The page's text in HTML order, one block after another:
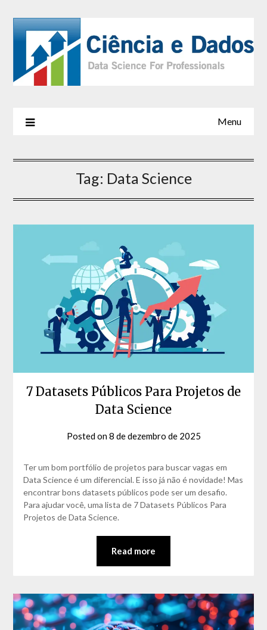
Menu
Tag: Data Science
7 Datasets Públicos Para Projetos de
Data Science
Posted on8 de dezembro de 2025
Matos
Ter um bom portfólio de projetos para buscar vagas em
Data Science é um diferencial. E isso já não é novidade! Mas
encontrar bons datasets públicos pode ser um desafio.
Para ajudar você, uma lista de 7 Datasets Públicos Para
Projetos de Data Science.
Read more